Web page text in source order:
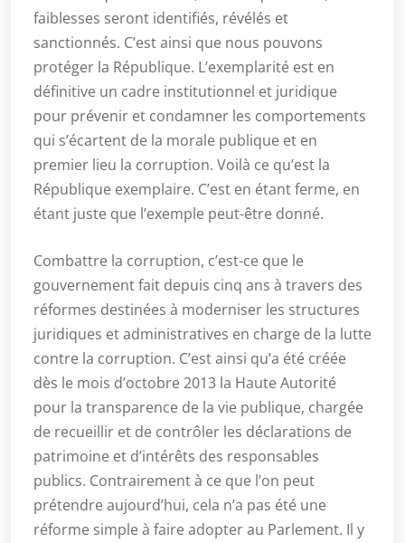
faiblesses seront identifiés, révélés et
sanctionnés. C’est ainsi que nous pouvons
protéger la République. L’exemplarité est en
définitive un cadre institutionnel et juridique
pour prévenir et condamner les comportements
qui s’écartent de la morale publique et en
premier lieu la corruption. Voilà ce qu’est la
République exemplaire. C’est en étant ferme, en
étant juste que l’exemple peut-être donné.
Combattre la corruption, c’est-ce que le
gouvernement fait depuis cinq ans à travers des
réformes destinées à moderniser les structures
juridiques et administratives en charge de la lutte
contre la corruption. C’est ainsi qu’a été créée
dès le mois d’octobre 2013 la Haute Autorité
pour la transparence de la vie publique, chargée
de recueillir et de contrôler les déclarations de
patrimoine et d’intérêts des responsables
publics. Contrairement à ce que l’on peut
prétendre aujourd’hui, cela n’a pas été une
réforme simple à faire adopter au Parlement. Il y